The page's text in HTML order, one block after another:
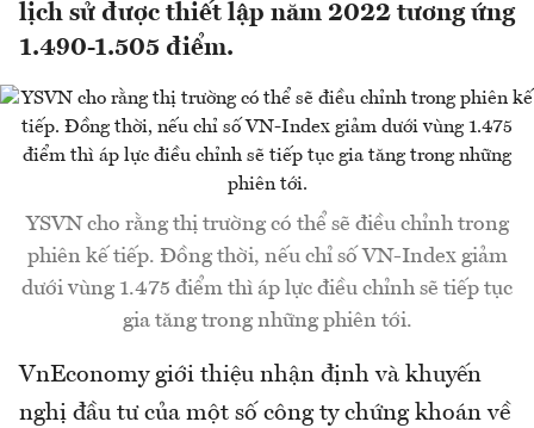
lịch sử được thiết lập năm 2022 tương ứng
1.490-1.505 điểm.
YSVN cho rằng thị trường có thể sẽ điều chỉnh trong
phiên kế tiếp. Đồng thời, nếu chỉ số VN-Index giảm
dưới vùng 1.475 điểm thì áp lực điều chỉnh sẽ tiếp tục
gia tăng trong những phiên tới.
VnEconomy giới thiệu nhận định và khuyến
nghị đầu tư của một số công ty chứng khoán về